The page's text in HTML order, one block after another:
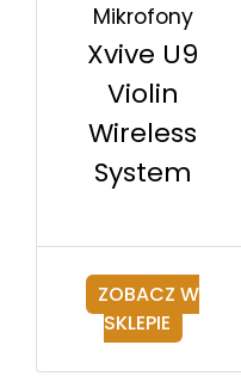
Mikrofony
Xvive U9
Violin
Wireless
System
ZOBACZ W
SKLEPIE